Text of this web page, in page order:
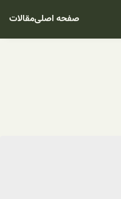
صفحه اصلیمقالات